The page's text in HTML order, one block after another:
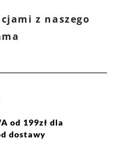
z naszego
od 199zł dla
dostawy